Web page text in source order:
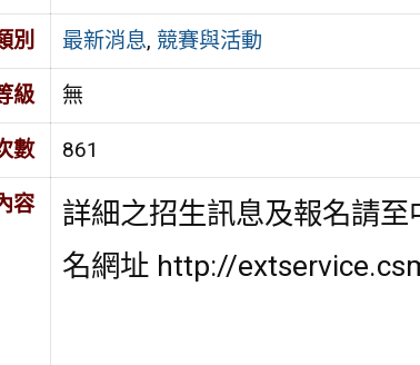
別 最新消息, 競賽與活動
級 無
數 861
容
詳細之招生訊息及報名請
名網址 http://